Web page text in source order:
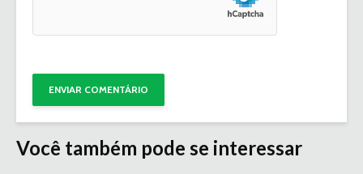
Você também pode se interessar